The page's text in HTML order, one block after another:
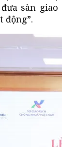
sàn giao
động”.